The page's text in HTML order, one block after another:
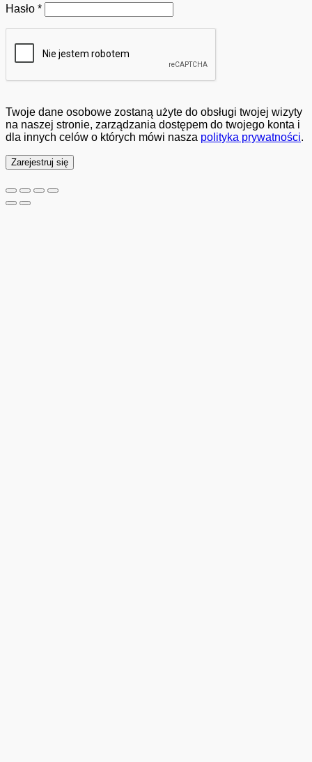
Hasło *Wymagane
Twoje dane osobowe zostaną użyte do obsługi twojej wizyty
na naszej stronie, zarządzania dostępem do twojego konta i
dla innych celów o których mówi nasza polityka prywatności.
Zarejestruj się